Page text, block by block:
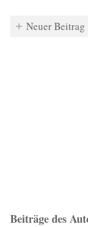
Neuer Beitrag
Beiträge des